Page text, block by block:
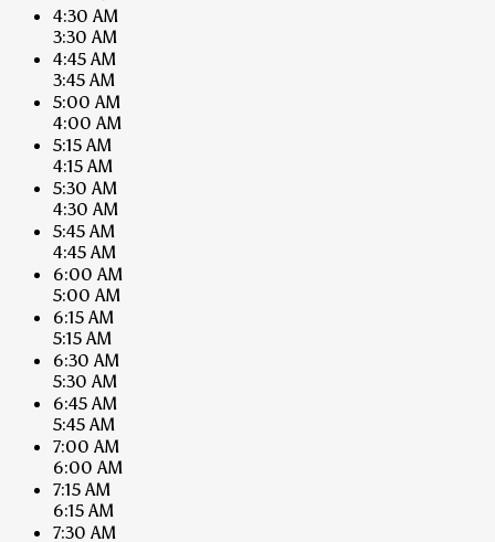
4:30 AM
3:30 AM
4:45 AM
3:45 AM
5:00 AM
4:00 AM
5:15 AM
4:15 AM
5:30 AM
4:30 AM
5:45 AM
4:45 AM
6:00 AM
5:00 AM
6:15 AM
5:15 AM
6:30 AM
5:30 AM
6:45 AM
5:45 AM
7:00 AM
6:00 AM
7:15 AM
6:15 AM
7:30 AM